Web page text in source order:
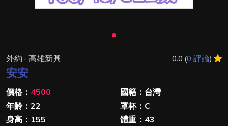
外約 - 高雄新興 0.0 (0 評論)
安安
價格： 4500
國籍：台灣
年齡：22
罩杯：C
身高：155
體重：43